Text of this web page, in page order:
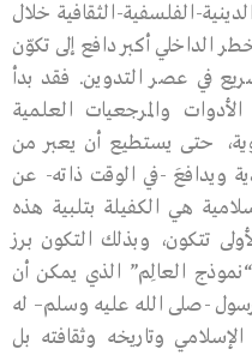
الفلسفية-الثقافية خلال
الداخلي أكبر دافع إلى تكوّن
في عصر التدوين. فقد بدأ
والمرجعيات العلمية
حتى يستطيع أن يعبر من
ويدافعَ -في الوقت ذاته- عن
هي الكفيلة بتلبية هذه
تتكون، وبذلك التكون برز
العالِم” الذي يمكن أن
-صلى الله عليه وسلم– له
وتاريخه وثقافته بل